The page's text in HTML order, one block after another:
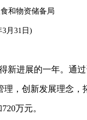
和物资储备局
3月 31 日 )
新进展的一年。通
理，创新发展理念
720万元。